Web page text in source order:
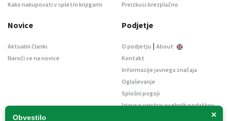
×
Obvestilo
Kako nakupovati v spletni knjigarni
Preizkusi brezplačno
Novice
Aktualni članki
Naroči se na novice
Podjetje
O podjetju | About
Kontakt
Informacije javnega značaja
Oglaševanje
Splošni pogoji
Izjava o varstvu osebnih podatkov